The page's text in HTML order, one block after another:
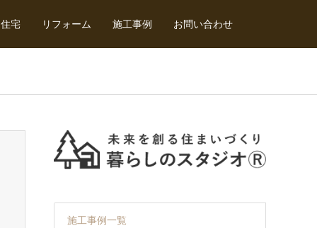
宅 リフォーム 施工事例 お問い合わせ
施工事例一覧